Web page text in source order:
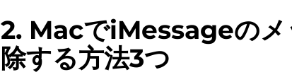
2. MacでiMessageのメ
除する方法3つ